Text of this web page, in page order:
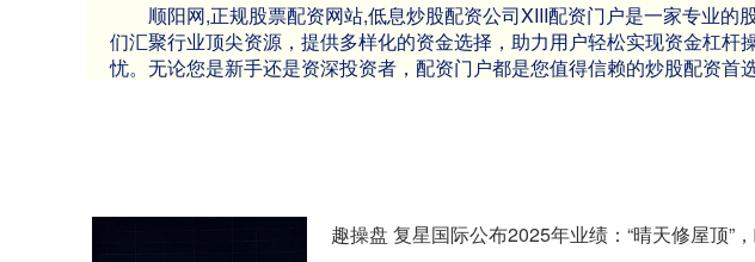
顺阳网,正规股票配资网站,低息炒股配资公司XIII‌配资门户是一家专业
们汇聚行业顶尖资源，提供多样化的资金选择，助力用户轻松实现资金杠
忧。无论您是新手还是资深投资者，配资门户都是您值得信赖的炒股配资首
趣操盘 复星国际公布2025年业绩：“晴天修屋顶”